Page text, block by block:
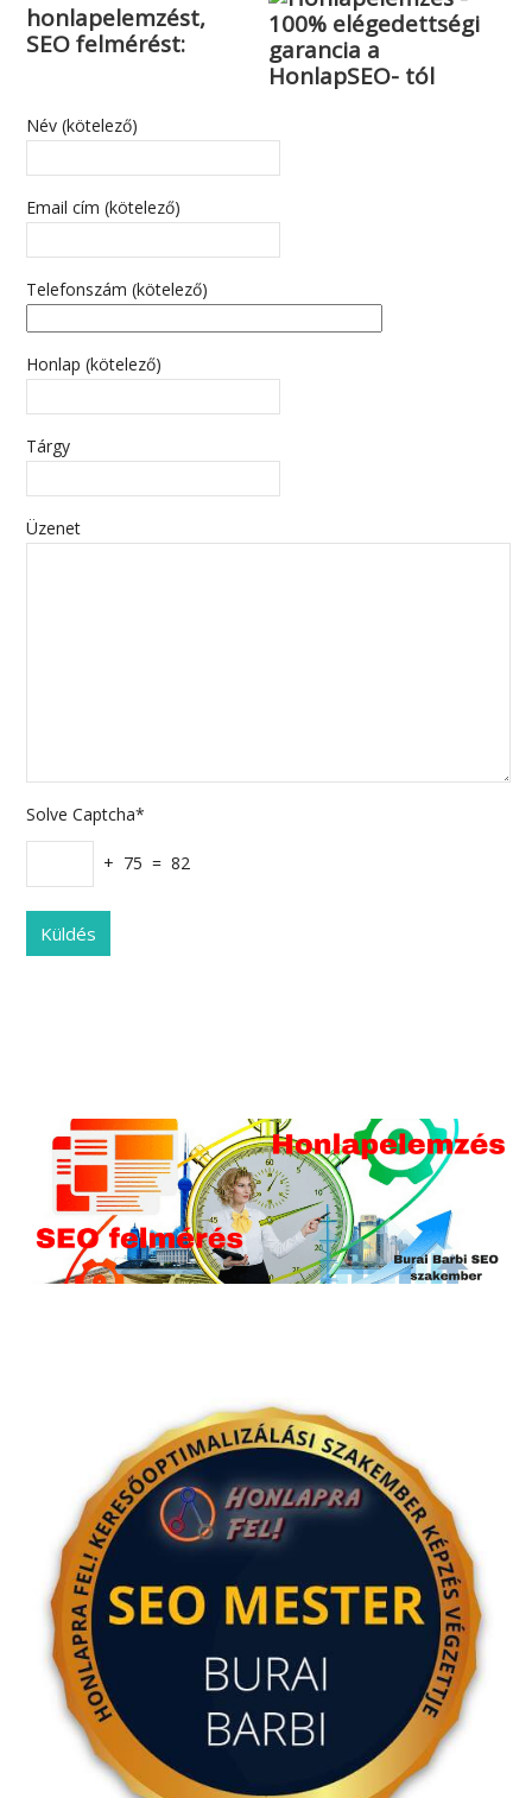
honlapelemzést,
SEO felmérést:
Név (kötelező)
Email cím (kötelező)
Telefonszám (kötelező)
Honlap (kötelező)
Tárgy
Üzenet
Solve Captcha*
+ 75 = 82